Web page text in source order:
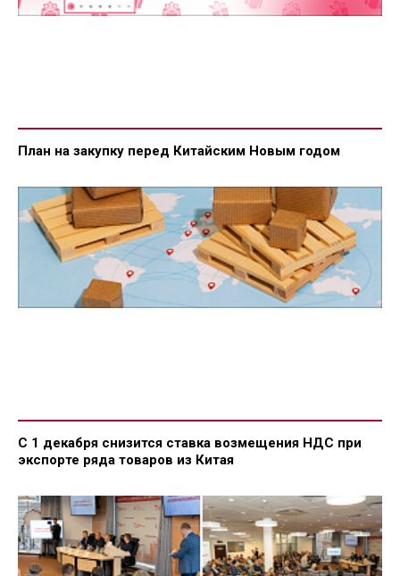
План на закупку перед Китайским Новым годом
С 1 декабря снизится ставка возмещения НДС при
экспорте ряда товаров из Китая